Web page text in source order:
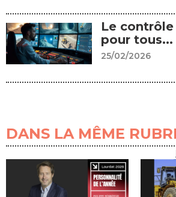
Le
pour tous...
25/02/2026
DANS LA MÊME